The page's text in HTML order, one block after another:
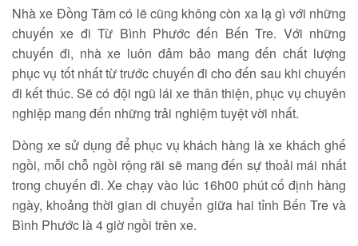
Nhà xe Đồng Tâm có lẽ cũng không còn xa lạ gì với những
chuyến xe đi Từ Bình Phước đến Bến Tre. Với những
chuyến đi, nhà xe luôn đảm bảo mang đến chất lượng
phục vụ tốt nhất từ trước chuyến đi cho đến sau khi chuyến
đi kết thúc. Sẽ có đội ngũ lái xe thân thiện, phục vụ chuyên
nghiệp mang đến những trải nghiệm tuyệt vời nhất.
Dòng xe sử dụng để phục vụ khách hàng là xe khách ghế
ngồi, mỗi chỗ ngồi rộng rãi sẽ mang đến sự thoải mái nhất
trong chuyến đi. Xe chạy vào lúc 16h00 phút cố định hàng
ngày, khoảng thời gian di chuyển giữa hai tỉnh Bến Tre và
Bình Phước là 4 giờ ngồi trên xe.